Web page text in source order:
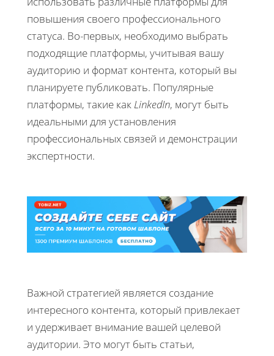
повышения своего профессионального
статуса. Во-первых, необходимо выбрать
подходящие платформы, учитывая вашу
аудиторию и формат контента, который вы
планируете публиковать. Популярные
платформы, такие как LinkedIn, могут быть
идеальными для установления
профессиональных связей и демонстрации
экспертности.
Важной стратегией является создание
интересного контента, который привлекает
и удерживает внимание вашей целевой
аудитории. Это могут быть статьи,